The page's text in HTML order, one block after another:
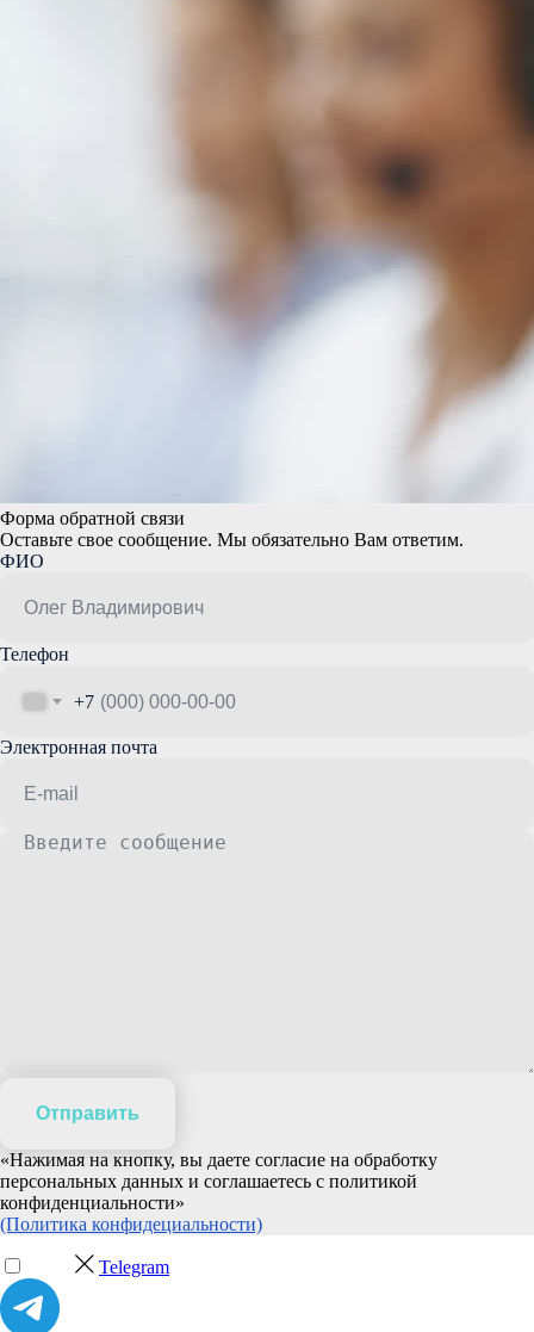
Форма обратной связи
Оставьте свое сообщение. Мы обязательно Вам ответим.
ФИО
Телефон
+7
Электронная почта
Отправить
«Нажимая на кнопку, вы даете согласие на обработку
персональных данных и соглашаетесь c политикой
конфиденциальности»
(Политика конфидециальности)
Telegram